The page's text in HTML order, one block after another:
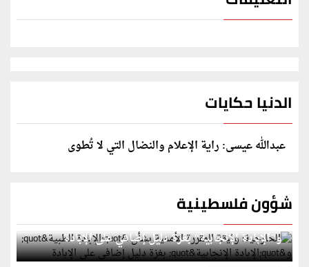
الدنيا حكايات
عبدالله عيسى: راية الإعلام والنضال التي لا تُطوى
شؤون فلسطينية
الخارجية: وثيقة المقررة الأممية بشأن "الإبادة الطبية"
و"الإبادة الإنجابية" بغزة دليل إضافي على الإبادة